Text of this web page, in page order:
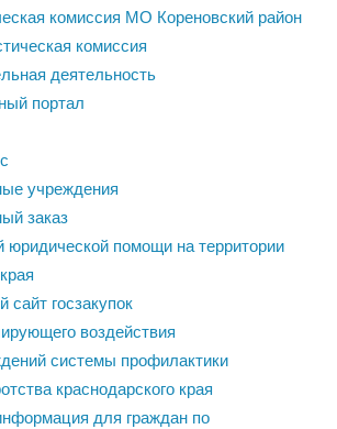
комиссия МО Кореновский район
комиссия
деятельность
портал
учреждения
заказ
юридической помощи на территории
госзакупок
воздействия
системы профилактики
краснодарского края
для граждан по